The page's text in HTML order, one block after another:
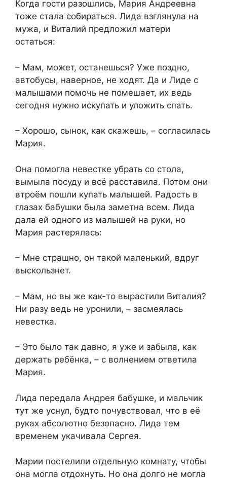
Когда гости разошлись, Мария Андреевна
тоже стала собираться. Лида взглянула на
мужа, и Виталий предложил матери
остаться:
– Мам, может, останешься? Уже поздно,
автобусы, наверное, не ходят. Да и Лиде с
малышами помочь не помешает, их ведь
сегодня нужно искупать и уложить спать.
– Хорошо, сынок, как скажешь, – согласилась
Мария.
Она помогла невестке убрать со стола,
вымыла посуду и всё расставила. Потом они
втроём пошли купать малышей. Радость в
глазах бабушки была заметна всем. Лида
дала ей одного из малышей на руки, но
Мария растерялась:
– Мне страшно, он такой маленький, вдруг
выскользнет.
– Мам, но вы же как-то вырастили Виталия?
Ни разу ведь не уронили, – засмеялась
невестка.
– Это было так давно, я уже и забыла, как
держать ребёнка, – с волнением ответила
Мария.
Лида передала Андрея бабушке, и мальчик
тут же уснул, будто почувствовал, что в её
руках абсолютно безопасно. Лида тем
временем укачивала Сергея.
Марии постелили отдельную комнату, чтобы
она могла отдохнуть. Но она долго не могла